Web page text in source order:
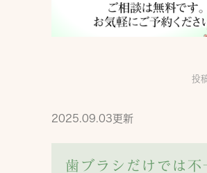
投
2025.09.03更新
歯ブラシだけでは不